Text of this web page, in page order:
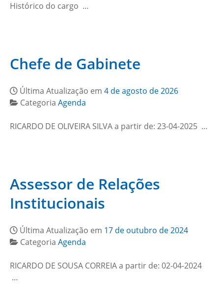
Histórico do cargo …
Chefe de Gabinete
Última Atualização em 4 de agosto de 2026
Categoria Agenda
RICARDO DE OLIVEIRA SILVA a partir de: 23-04-2025 …
Assessor de Relações
Institucionais
Última Atualização em 17 de outubro de 2024
Categoria Agenda
RICARDO DE SOUSA CORREIA a partir de: 02-04-2024
…